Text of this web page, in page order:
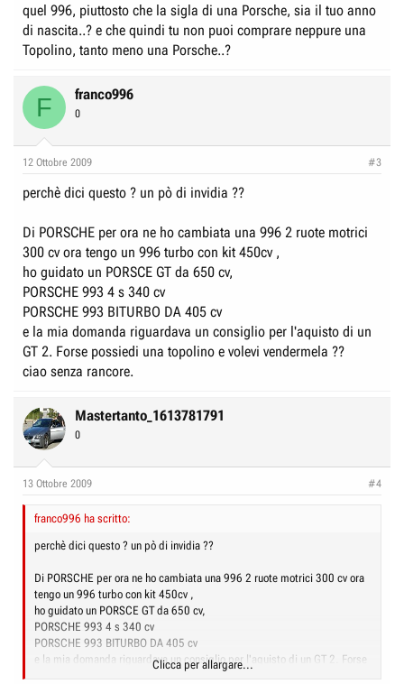
quel 996, piuttosto che la sigla di una Porsche, sia il tuo anno
di nascita..? e che quindi tu non puoi comprare neppure una
Topolino, tanto meno una Porsche..?
F franco996
0
12 Ottobre 2009 #3
perchè dici questo ? un pò di invidia ??
Di PORSCHE per ora ne ho cambiata una 996 2 ruote motrici
300 cv ora tengo un 996 turbo con kit 450cv ,
ho guidato un PORSCE GT da 650 cv,
PORSCHE 993 4 s 340 cv
PORSCHE 993 BITURBO DA 405 cv
e la mia domanda riguardava un consiglio per l'aquisto di un
GT 2. Forse possiedi una topolino e volevi vendermela ??
ciao senza rancore.
Mastertanto_1613781791
0
13 Ottobre 2009 #4
franco996 ha scritto:
perchè dici questo ? un pò di invidia ??
Di PORSCHE per ora ne ho cambiata una 996 2 ruote motrici 300 cv ora
tengo un 996 turbo con kit 450cv ,
ho guidato un PORSCE GT da 650 cv,
PORSCHE 993 4 s 340 cv
PORSCHE 993 BITURBO DA 405 cv
e la mia domanda riguardava un consiglio per l'aquisto di un GT 2. Forse
possiedi una topolino e volevi vendermela ??
Clicca per allargare...